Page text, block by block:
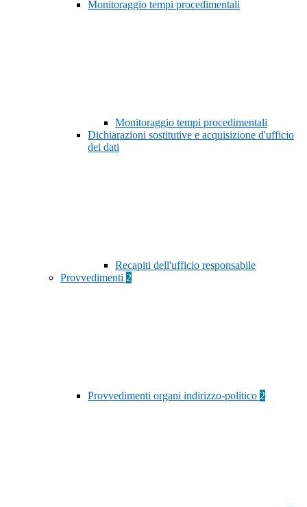
Monitoraggio tempi procedimentali
Monitoraggio tempi procedimentali
Dichiarazioni sostitutive e acquisizione d'ufficio
dei dati
Recapiti dell'ufficio responsabile
Provvedimenti 2
Provvedimenti organi indirizzo-politico 2